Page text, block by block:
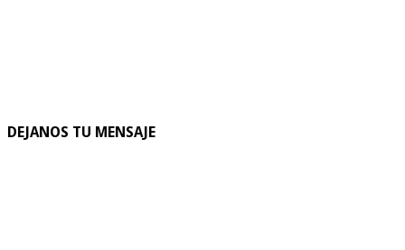
DEJANOS TU MENSAJE